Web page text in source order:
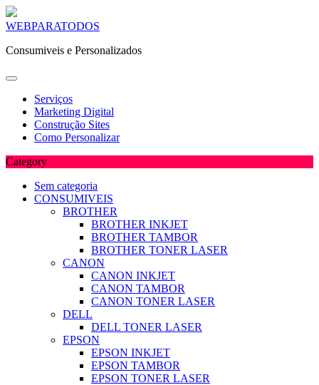
Skip
content
WEBPARATODOS
Consumiveis e Personalizados
Serviços
Marketing Digital
Construção Sites
Como Personalizar
Category
Sem categoria
CONSUMIVEIS
BROTHER
BROTHER INKJET
BROTHER TAMBOR
BROTHER TONER LASER
CANON
CANON INKJET
CANON TAMBOR
CANON TONER LASER
DELL
DELL TONER LASER
EPSON
EPSON INKJET
EPSON TAMBOR
EPSON TONER LASER